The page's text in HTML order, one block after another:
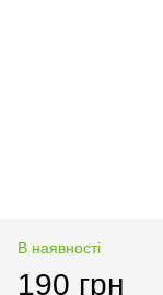
В наявності
190 грн